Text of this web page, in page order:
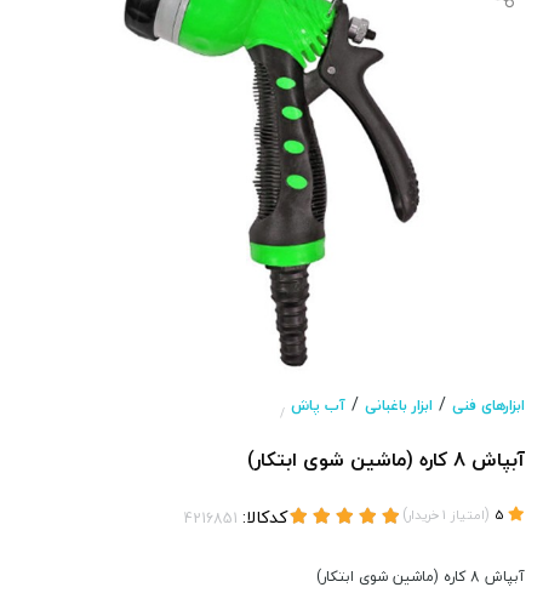
ابزارهای فنی / ابزار باغبانی / آب پاش /
آبپاش 8 کاره (ماشین شوی ابتکار)
(امتیاز 1خریدار) کدکالا:
آبپاش 8 کاره (ماشین شوی ابتکار)